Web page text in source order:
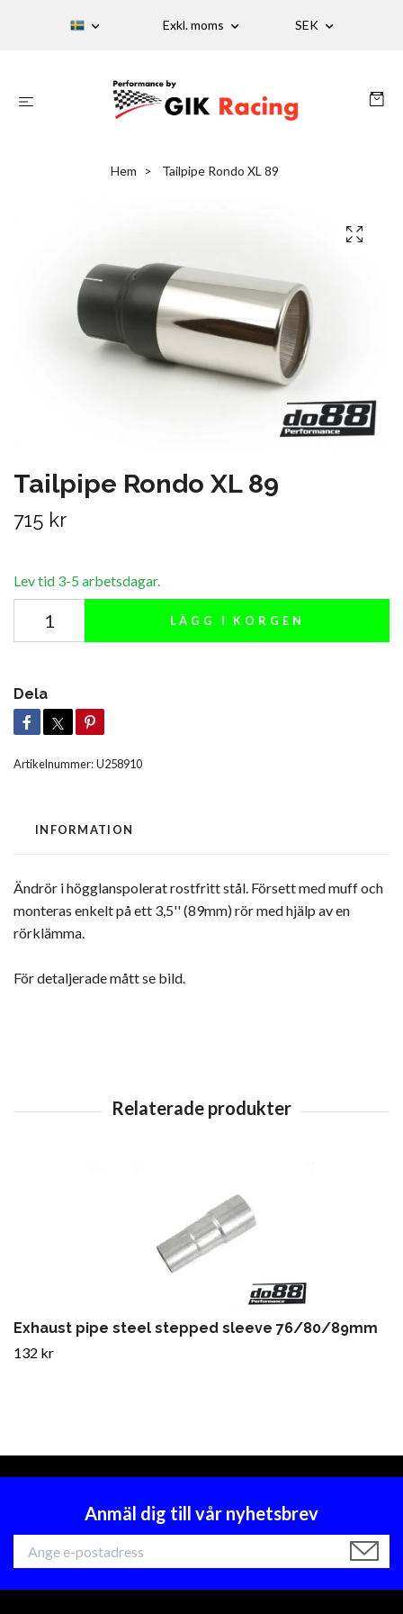
Exkl. moms SEK
Hem Tailpipe Rondo XL 89
Tailpipe Rondo XL 89
715 kr
Lev tid 3-5 arbetsdagar.
LÄGG I KORGEN
Dela
Artikelnummer:U258910
INFORMATION
Ändrör i högglanspolerat rostfritt stål. Försett med muff och
monteras enkelt på ett 3,5'' (89mm) rör med hjälp av en
rörklämma.
För detaljerade mått se bild.
Exhaust pipe steel stepped sleeve 76/80/89mm
132 kr
Anmäl dig till vår nyhetsbrev